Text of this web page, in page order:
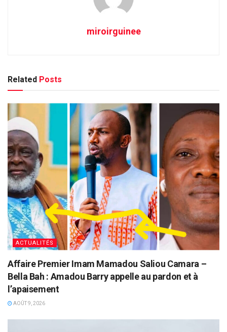
miroirguinee
Related Posts
ACTUALITÉS
Affaire Premier Imam Mamadou Saliou Camara –
Bella Bah : Amadou Barry appelle au pardon et à
l’apaisement
AOÛT 9, 2026